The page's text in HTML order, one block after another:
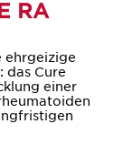
RA
ehrgeizige
das Cure
einer